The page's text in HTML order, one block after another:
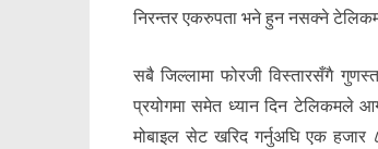
निरन्तर एकरुपता भने हुन नसक्ने
सबै जिल्लामा फोरजी विस्तारसँगै
प्रयोगमा समेत ध्यान दिन टेलिकमले
मोबाइल सेट खरिद गर्नुअघि एक हजार